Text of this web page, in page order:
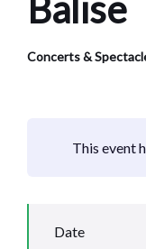
Balise
Concerts &
This event
Date